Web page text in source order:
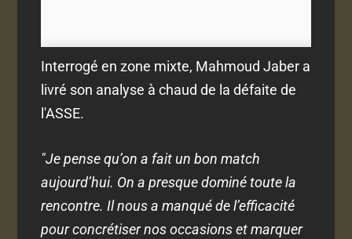
Interrogé en zone mixte, Mahmoud Jaber a
livré son analyse à chaud de la défaite de
l'ASSE.
"Je pense qu’on a fait un bon match
aujourd’hui. On a presque dominé toute la
rencontre. Il nous a manqué de l’efficacité
pour concrétiser nos occasions et marquer